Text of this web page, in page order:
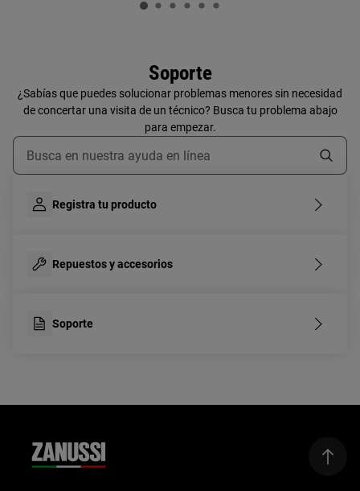
Soporte
¿Sabías que puedes solucionar problemas menores sin necesidad
de concertar una visita de un técnico? Busca tu problema abajo
para empezar.
Escribe para buscar un artículo de soporte
Registra tu producto
Repuestos y accesorios
Soporte